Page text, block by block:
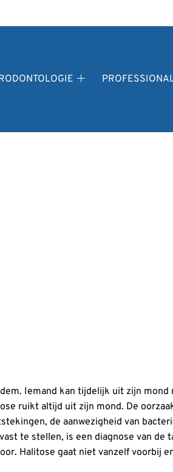
Iemand kan tijdelijk uit zijn
ruikt altijd uit zijn mond. De
de aanwezigheid van
te stellen, is een diagnose van de
Halitose gaat niet vanzelf voorbij